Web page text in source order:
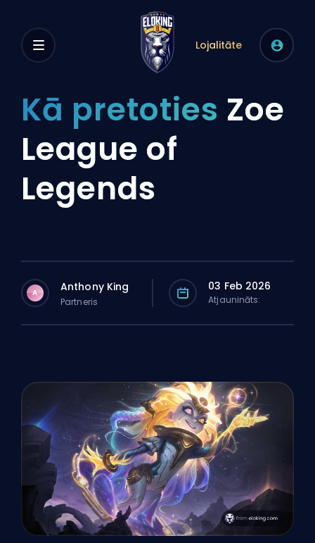
Lojalitāte
Kā pretoties Zoe
League of
Legends
A Anthony King
Partneris
03 Feb 2026
Atjaunināts: